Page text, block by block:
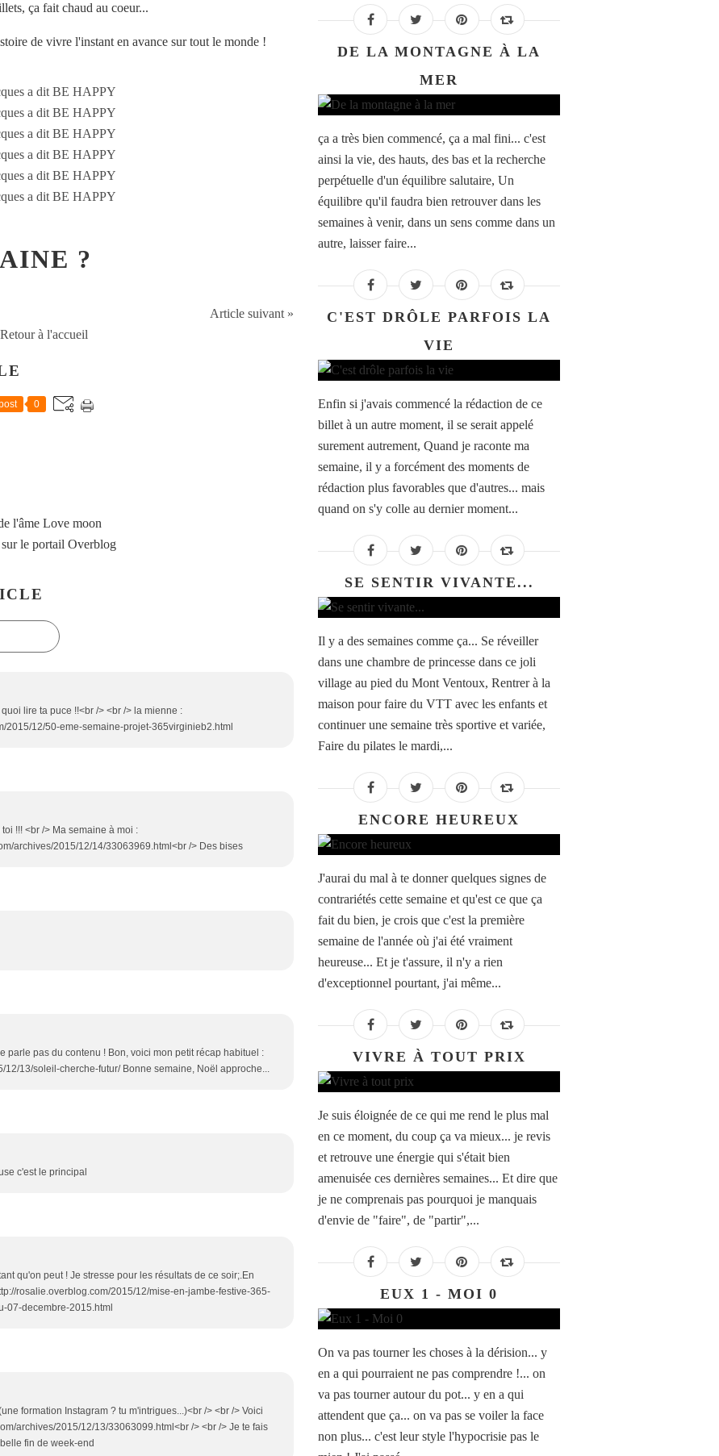
ça fait chaud au coeur...
de vivre l'instant en avance sur tout le monde !
?
Article suivant »
Retour à l'accueil
0
l'âme Love moon
sur le portail Overblog
lire ta puce !!<br /> <br /> la mienne :
2015/12/50-eme-semaine-projet-365virginieb2.html
!!! <br /> Ma semaine à moi :
archives/2015/12/14/33063969.html<br /> Des bises
parle pas du contenu ! Bon, voici mon petit récap habituel :
12/13/soleil-cherche-futur/ Bonne semaine, Noël approche...
c'est le principal
qu'on peut ! Je stresse pour les résultats de ce soir;.En
rosalie.overblog.com/2015/12/mise-en-jambe-festive-365-
07-decembre-2015.html
formation Instagram ? tu m'intrigues...)<br /> <br /> Voici
archives/2015/12/13/33063099.html<br /> <br /> Je te fais
fin de week-end
DE LA MONTAGNE À LA
MER
ça a très bien commencé, ça a mal fini... c'est
ainsi la vie, des hauts, des bas et la recherche
perpétuelle d'un équilibre salutaire, Un
équilibre qu'il faudra bien retrouver dans les
semaines à venir, dans un sens comme dans un
autre, laisser faire...
C'EST DRÔLE PARFOIS LA
VIE
Enfin si j'avais commencé la rédaction de ce
billet à un autre moment, il se serait appelé
surement autrement, Quand je raconte ma
semaine, il y a forcément des moments de
rédaction plus favorables que d'autres... mais
quand on s'y colle au dernier moment...
SE SENTIR VIVANTE...
Il y a des semaines comme ça... Se réveiller
dans une chambre de princesse dans ce joli
village au pied du Mont Ventoux, Rentrer à la
maison pour faire du VTT avec les enfants et
continuer une semaine très sportive et variée,
Faire du pilates le mardi,...
ENCORE HEUREUX
J'aurai du mal à te donner quelques signes de
contrariétés cette semaine et qu'est ce que ça
fait du bien, je crois que c'est la première
semaine de l'année où j'ai été vraiment
heureuse... Et je t'assure, il n'y a rien
d'exceptionnel pourtant, j'ai même...
VIVRE À TOUT PRIX
Je suis éloignée de ce qui me rend le plus mal
en ce moment, du coup ça va mieux... je revis
et retrouve une énergie qui s'était bien
amenuisée ces dernières semaines... Et dire que
je ne comprenais pas pourquoi je manquais
d'envie de "faire", de "partir",...
EUX 1 - MOI 0
On va pas tourner les choses à la dérision... y
en a qui pourraient ne pas comprendre !... on
va pas tourner autour du pot... y en a qui
attendent que ça... on va pas se voiler la face
non plus... c'est leur style l'hypocrisie pas le